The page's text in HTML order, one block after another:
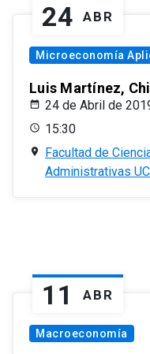
24 ABR
Microeconomía
Luis Martínez,
24 de Abril de
15:30
Facultad de
Administrativas UC
11 ABR
Macroeconomía